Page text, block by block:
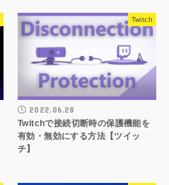
Twitch
2022.06.28
Twitchで接続切断時の保護機能を
有効・無効にする方法【ツイッ
チ】